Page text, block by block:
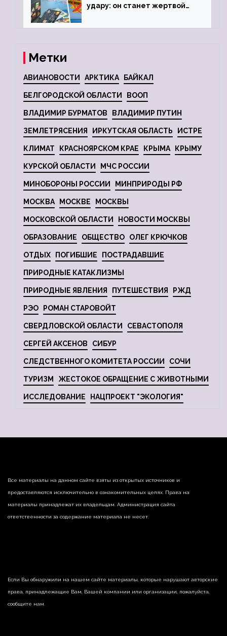
удару: он станет жертвой
Метки
АВИАНОВОСТИ АРКТИКА БАЙКАЛ
БЕЛГОРОДСКОЙ ОБЛАСТИ ВООП
ВЛАДИМИР БУРМАТОВ ВЛАДИМИР ПУТИН
ЗЕМЛЕТРЯСЕНИЯ ИРКУТСКАЯ ОБЛАСТЬ ИСТРЕ
КЛИМАТ КРАСНОЯРСКОМ КРАЕ КРЫМА КРЫМУ
КУРСКОЙ ОБЛАСТИ МЧС РОССИИ
МИНОБОРОНЫ РОССИИ МИНПРИРОДЫ РФ
МОСКВА МОСКВЕ МОСКВЫ
МОСКОВСКОЙ ОБЛАСТИ НОВОСТИ МОСКВЫ
ОБРАЗОВАНИЕ ОБЩЕСТВО ОЛЕГ КРЮЧКОВ
ОТДЫХ ПОГИБШИЕ ПОСТРАДАВШИЕ
ПРИРОДНЫЕ КАТАКЛИЗМЫ
ПРИРОДНЫЕ ЯВЛЕНИЯ ПУТЕШЕСТВИЯ РЖД
РЭО РОМАН СТАРОВОЙТ
СВЕРДЛОВСКОЙ ОБЛАСТИ СЕВАСТОПОЛЯ
СЕРГЕЙ АКСЕНОВ СИБУР
СЛЕДСТВЕННОГО КОМИТЕТА РОССИИ СОЧИ
ТУРИЗМ ЖЕСТОКОЕ ОБРАЩЕНИЕ С ЖИВОТНЫМИ
ИССЛЕДОВАНИЕ НАЦПРОЕКТ "ЭКОЛОГИЯ"
Все материалы на данном сайте взяты из открытых источников и
предоставляются исключительно в ознакомительных целях. Права на
материалы принадлежат их владельцам. Администрация сайта
ответственности за содержание материала не несет.
Если Вы обнаружили на нашем сайте материалы, которые нарушают авторские
права, принадлежащие Вам, Вашей компании или организации, пожалуйста,
сообщите нам.